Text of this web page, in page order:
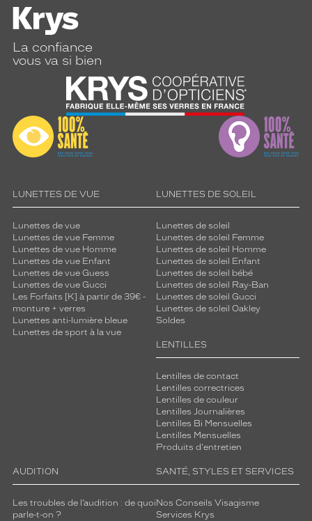
La confiance
vous va si bien
LUNETTES DE VUE
Lunettes de vue
Lunettes de vue Femme
Lunettes de vue Homme
Lunettes de vue Enfant
Lunettes de vue Guess
Lunettes de vue Gucci
Les Forfaits [K] à partir de 39€ -
monture + verres
Lunettes anti-lumière bleue
Lunettes de sport à la vue
LUNETTES DE SOLEIL
Lunettes de soleil
Lunettes de soleil Femme
Lunettes de soleil Homme
Lunettes de soleil Enfant
Lunettes de soleil bébé
Lunettes de soleil Ray-Ban
Lunettes de soleil Gucci
Lunettes de soleil Oakley
Soldes
LENTILLES
Lentilles de contact
Lentilles correctrices
Lentilles de couleur
Lentilles Journalières
Lentilles Bi Mensuelles
Lentilles Mensuelles
Produits d'entretien
AUDITION
Les troubles de l’audition : de quoi
parle-t-on ?
SANTÉ, STYLES ET SERVICES
Nos Conseils Visagisme
Services Krys